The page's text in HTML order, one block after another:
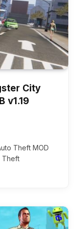
City
v1.19
Theft MOD
Theft